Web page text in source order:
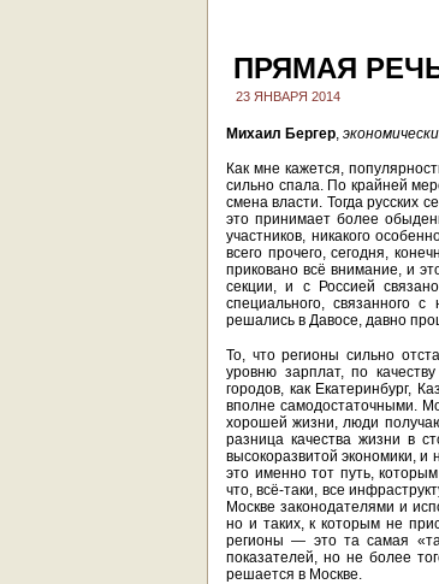
ПРЯМАЯ
23 ЯНВАРЯ 2014
Михаил Бергер,
Как мне кажется,
сильно спала. По крайней
смена власти. Тогда русских
это принимает более
участников, никакого
всего прочего, сегодня,
приковано всё внимание, и
секции, и с Россией
специального, связанного
решались в Давосе, давно
То, что регионы сильно
уровню зарплат, по
городов, как Екатеринбург,
вполне самодостаточными.
хорошей жизни, люди
разница качества жизни в
высокоразвитой экономики,
это именно тот путь,
что, всё-таки, все
Москве законодателями и
но и таких, к которым не
регионы — это та самая
показателей, но не более
решается в Москве.